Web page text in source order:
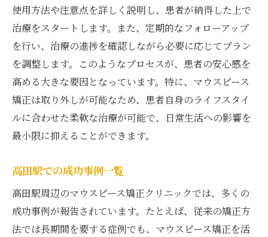
使用方法や注意点を詳しく説明し、患者が納得した上で
治療をスタートします。また、定期的なフォローアップ
を行い、治療の進捗を確認しながら必要に応じてプラン
を調整します。このようなプロセスが、患者の安心感を
高める大きな要因となっています。特に、マウスピース
矯正は取り外しが可能なため、患者自身のライフスタイ
ルに合わせた柔軟な治療が可能で、日常生活への影響を
最小限に抑えることができます。
高田駅での成功事例一覧
高田駅周辺のマウスピース矯正クリニックでは、多くの
成功事例が報告されています。たとえば、従来の矯正方
法では長期間を要する症例でも、マウスピース矯正を活